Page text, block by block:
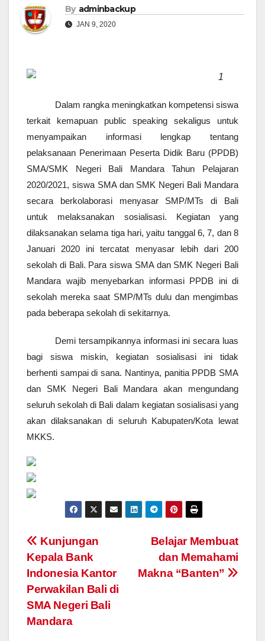
By adminbackup
JAN 9, 2020
1
Dalam rangka meningkatkan kompetensi siswa
terkait kemapuan public speaking sekaligus untuk
menyampaikan informasi lengkap tentang
pelaksanaan Penerimaan Peserta Didik Baru (PPDB)
SMA/SMK Negeri Bali Mandara Tahun Pelajaran
2020/2021, siswa SMA dan SMK Negeri Bali Mandara
secara berkolaborasi menyasar SMP/MTs di Bali
untuk melaksanakan sosialisasi. Kegiatan yang
dilaksanakan selama tiga hari, yaitu tanggal 6, 7, dan 8
Januari 2020 ini tercatat menyasar lebih dari 200
sekolah di Bali. Para siswa SMA dan SMK Negeri Bali
Mandara wajib menyebarkan informasi PPDB ini di
sekolah mereka saat SMP/MTs dulu dan mengimbas
pada beberapa sekolah di sekitarnya.
Demi tersampikannya informasi ini secara luas
bagi siswa miskin, kegiatan sosialisasi ini tidak
berhenti sampai di sana. Nantinya, panitia PPDB SMA
dan SMK Negeri Bali Mandara akan mengundang
seluruh sekolah di Bali dalam kegiatan sosialisasi yang
akan dilaksanakan di seluruh Kabupaten/Kota lewat
MKKS.
Navigasi
pos
Belajar Membuat
dan Memahami
Makna “Banten”
Kunjungan
Kepala Bank
Indonesia Kantor
Perwakilan Bali di
SMA Negeri Bali
Mandara